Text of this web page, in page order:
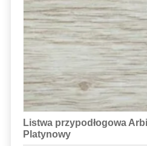
Sprawdź
Listwa przypodłogowa
Platynowy